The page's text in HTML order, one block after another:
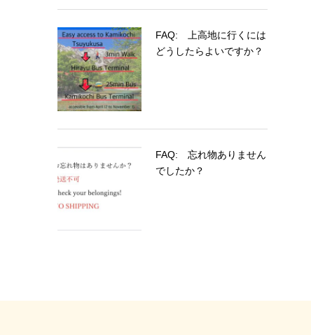
FAQ: 上高地に行くには
どうしたらよいですか？
FAQ: 忘れ物ありません
でしたか？